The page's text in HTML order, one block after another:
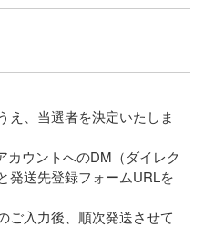
え、当選者を決定いたしま
カウントへのDM（ダイレク
発送先登録フォームURLを
ご入力後、順次発送させて